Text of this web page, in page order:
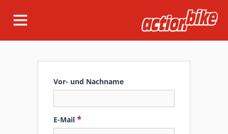
Vor- und Nachname
E-Mail